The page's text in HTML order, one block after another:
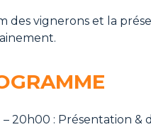
des vignerons et la
– 20h00 : Présentation &